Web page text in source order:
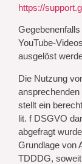
https://
YouTube-
ausgelöst
Die Nutzung
stellt ein
lit. f DSGVO
abgefragt
Grundlage von
TDDDG,